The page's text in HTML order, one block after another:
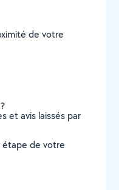
de votre
et avis laissés par
étape de votre